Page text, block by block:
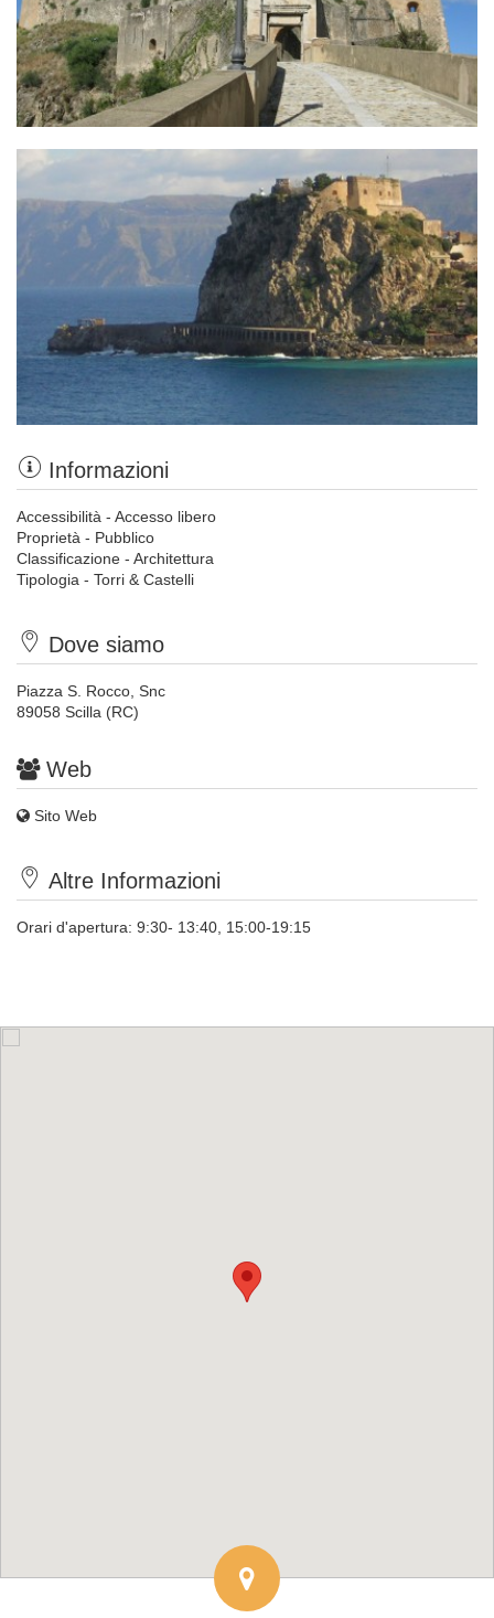
Informazioni
Accessibilità - Accesso libero
Proprietà - Pubblico
Classificazione - Architettura
Tipologia - Torri & Castelli
Dove siamo
Piazza S. Rocco, Snc
89058 Scilla (RC)
Web
Sito Web
Altre Informazioni
Orari d'apertura: 9:30- 13:40, 15:00-19:15